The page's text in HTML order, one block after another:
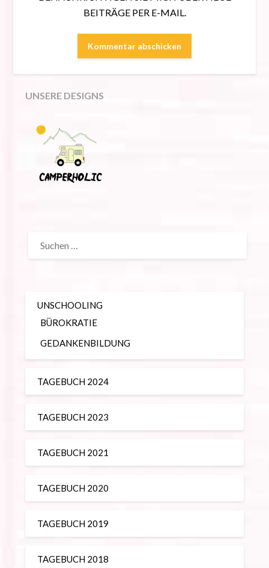
BEITRÄGE PER E-MAIL.
UNSERE DESIGNS
NACH:
UNSCHOOLING
BÜROKRATIE
GEDANKENBILDUNG
TAGEBUCH 2024
TAGEBUCH 2023
TAGEBUCH 2021
TAGEBUCH 2020
TAGEBUCH 2019
TAGEBUCH 2018